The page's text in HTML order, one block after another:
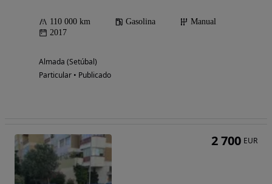
110 000 km Gasolina
Manual
2017
Almada (Setúbal)
Particular • Publicado
2 700 EUR